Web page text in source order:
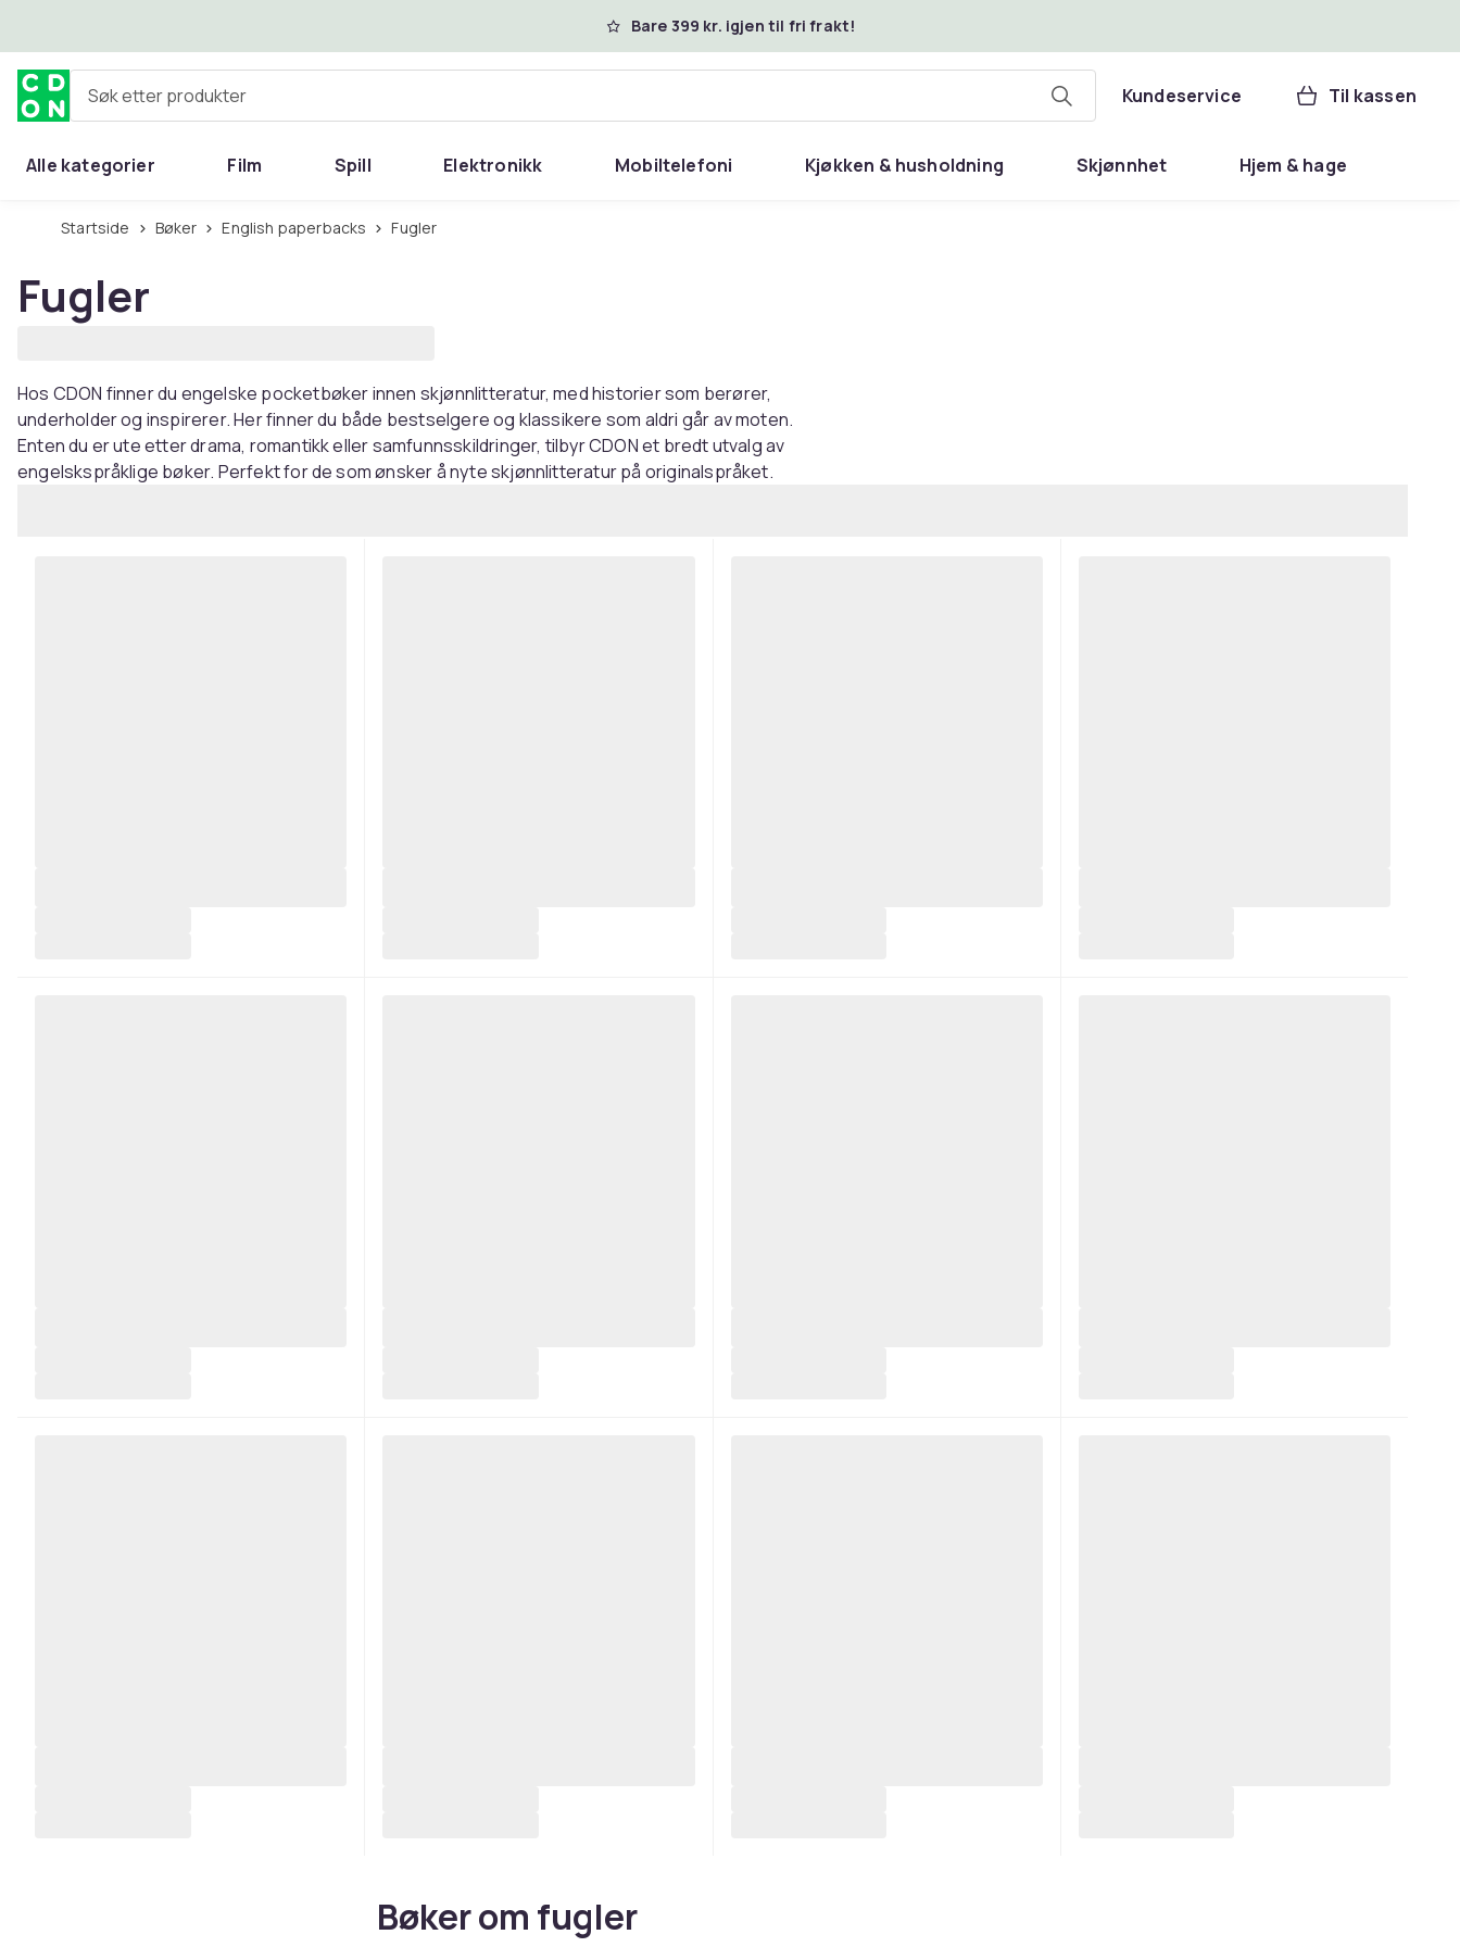
Bare 399 kr. igjen til fri frakt!
Søk etter produkter Kundeservice Til kassen
Alle kategorier Film Spill Elektronikk Mobiltelefoni Kjøkken & husholdning Skjønnhet Hjem & hage
Startside Bøker English paperbacks Fugler
Fugler
Hos CDON finner du engelske pocketbøker innen skjønnlitteratur, med historier som berører,
underholder og inspirerer. Her finner du både bestselgere og klassikere som aldri går av moten.
Enten du er ute etter drama, romantikk eller samfunnsskildringer, tilbyr CDON et bredt utvalg av
engelskspråklige bøker. Perfekt for de som ønsker å nyte skjønnlitteratur på originalspråket.
Bøker om fugler